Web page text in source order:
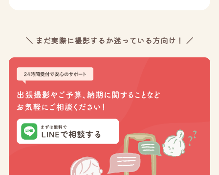
＼ まだ実際に撮影するか迷っている方向け！ ／